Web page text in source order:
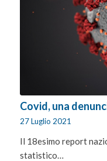
Covid, una
27 Luglio 2021
Il 18esimo report
statistico…